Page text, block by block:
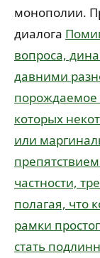
монополии.
диалога
вопроса,
давними
порождаемое
которых
или
частности,
полагая, что
рамки
стать